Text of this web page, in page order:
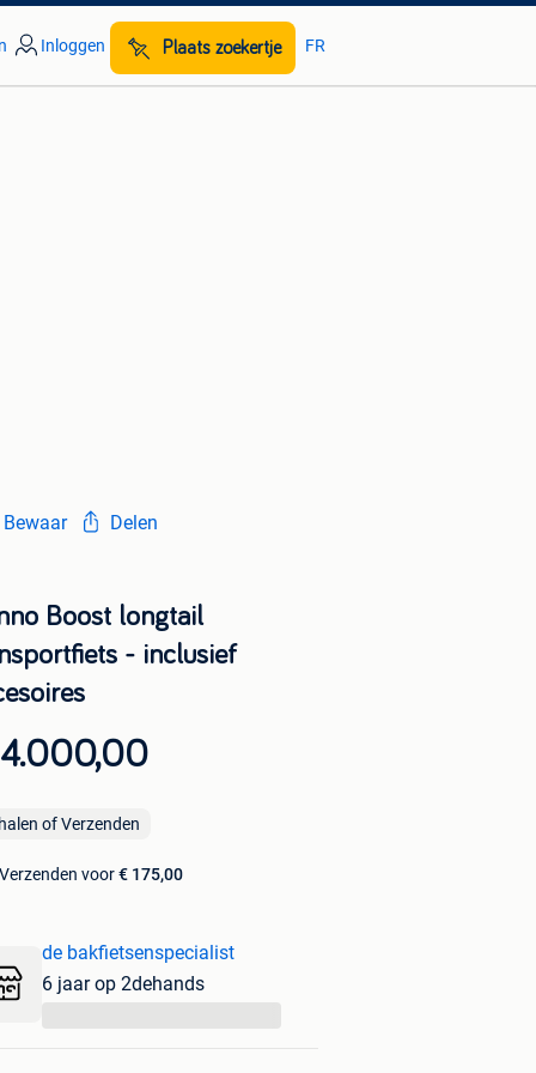
Inloggen Plaats zoekertje FR
Bewaar Delen
Boost longtail
- inclusief
of Verzenden
Verzenden voor€ 175,00
de bakfietsenspecialist
6 jaar op 2dehands